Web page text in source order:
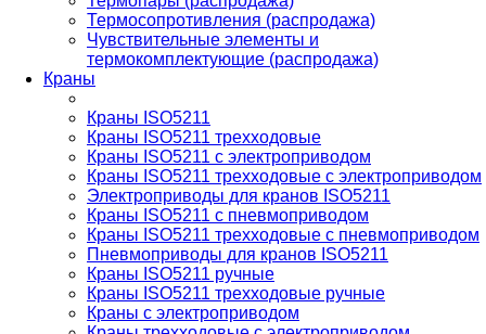
Термосопротивления (распродажа)
Чувствительные элементы и
термокомплектующие (распродажа)
Краны
Краны ISO5211
Краны ISO5211 трехходовые
Краны ISO5211 с электроприводом
Краны ISO5211 трехходовые с электроприводом
Электроприводы для кранов ISO5211
Краны ISO5211 с пневмоприводом
Краны ISO5211 трехходовые с пневмоприводом
Пневмоприводы для кранов ISO5211
Краны ISO5211 ручные
Краны ISO5211 трехходовые ручные
Краны с электроприводом